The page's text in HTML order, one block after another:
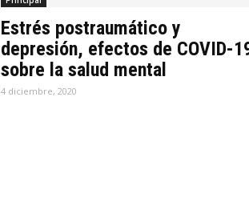
Estrés postraumático y
depresión, efectos de COVID-
sobre la salud mental
4 diciembre, 2020